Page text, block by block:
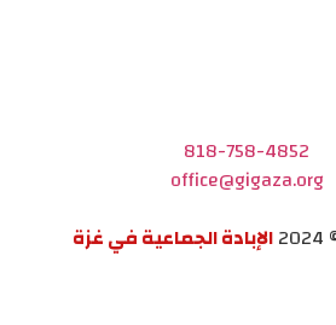
818-758-4852
office@gigaza.org
الإبادة الجماعية في غزة